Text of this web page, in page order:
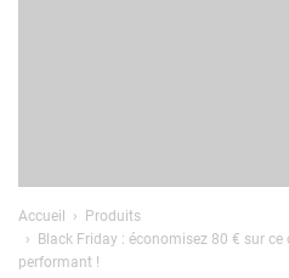
Accueil
Produits
Black Friday : économisez 80 € sur
performant !